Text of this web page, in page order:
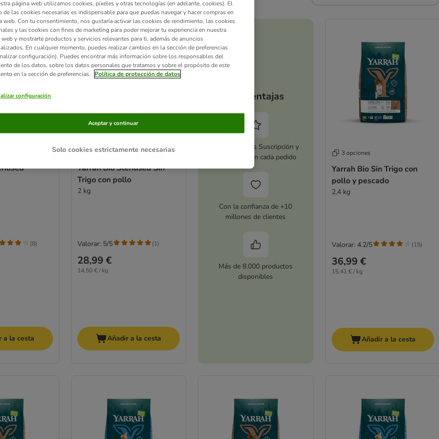
been changed
(8)
a la cesta
Yarrah Bio Sterilised Sin
Trigo con pollo
2 kg
28,99 €
14,50 € / kg
Valorar: 5/5 (1)
Añadir a la cesta
Tus ventajas
Activa zooplus Suscripción y
ahorra 5 % en cada pedido
Con la confianza de +10
millones de clientes
Más de 8.000 productos
disponibles
3 opciones
Yarrah Bio Sin Trigo con
pollo y pescado
2,4 kg
36,99 €
15,41 € / kg
Valorar: 4.2/5 (15)
Añadir a la cesta
página web utilizamos cookies, píxeles y otras tecnologías (en adelante, cookies). El
de las cookies necesarias es indispensable para que puedas navegar y hacer compras en
web. Con tu consentimiento, nos gustaría activar las cookies de rendimiento, las cookies
y las cookies con fines de marketing para poder mejorar tu experiencia en nuestra
web y mostrarte productos y servicios relevantes para ti, además de anuncios
En cualquier momento, puedes realizar cambios en la sección de preferencias
configuración). Puedes encontrar más información sobre los responsables del
de los datos, sobre los datos personales que tratamos y sobre el propósito de este
en la sección de preferencias.
Política de protección de datos
configuración
Solo cookies estrictamente necesarias
Aceptar y continuar